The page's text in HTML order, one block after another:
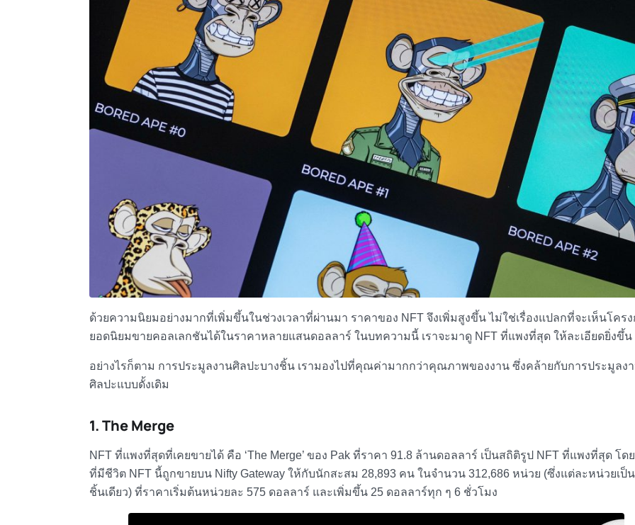
ด้วยความนิยมอย่างมากที่เพิ่มขึ้นในช่วงเวลาที่ผ่านมา ราคาของ NFT จึงเพิ่มสูงขึ้น ไม่ใช่เรื่องแปลกที่จะเห็นโครง
ยอดนิยมขายคอลเลกชันได้ในราคาหลายแสนดอลลาร์ ในบทความนี้ เราจะมาดู NFT ที่แพงที่สุดให้ละเอียดยิ่งขึ้น
อย่างไรก็ตาม การประมูลงานศิลปะบางชิ้น เรามองไปที่คุณค่ามากกว่าคุณภาพของงาน ซึ่งคล้ายกับการประมูลง
ศิลปะแบบดั้งเดิม
1. The Merge
NFT ที่แพงที่สุดที่เคยขายได้ คือ ‘The Merge’ ของ Pak ที่ราคา 91.8 ล้านดอลลาร์ เป็นสถิติรูป NFT ที่แพงที่สุดโด
ที่มีชีวิต NFT นี้ถูกขายบน Nifty Gateway ให้กับนักสะสม 28,893 คน ในจำนวน 312,686 หน่วย (ซึ่งแต่ละหน่วยเป็
ชิ้นเดียว) ที่ราคาเริ่มต้นหน่วยละ 575 ดอลลาร์ และเพิ่มขึ้น 25 ดอลลาร์ทุก ๆ 6 ชั่วโมง